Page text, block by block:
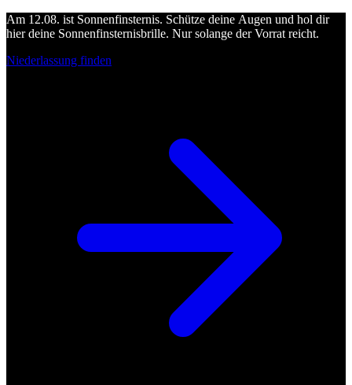
Am 12.08. ist Sonnenfinsternis. Schütze deine Augen und hol dir
hier deine Sonnenfinsternisbrille. Nur solange der Vorrat reicht.
Niederlassung finden